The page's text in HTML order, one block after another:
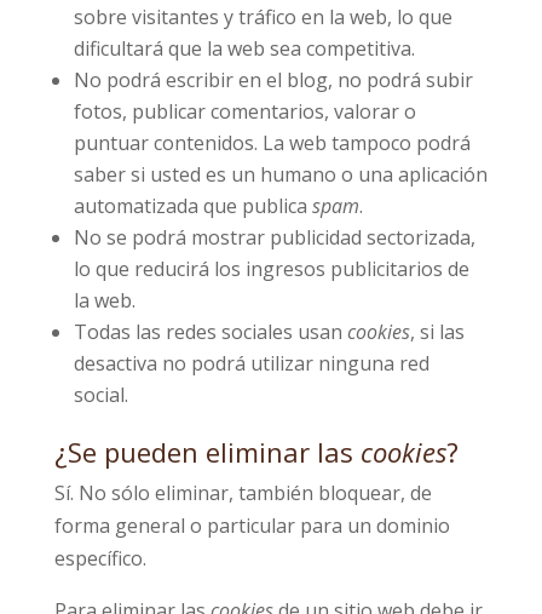
sobre visitantes y tráfico en la web, lo que
dificultará que la web sea competitiva.
No podrá escribir en el blog, no podrá subir
fotos, publicar comentarios, valorar o
puntuar contenidos. La web tampoco podrá
saber si usted es un humano o una aplicación
automatizada que publica spam.
No se podrá mostrar publicidad sectorizada,
lo que reducirá los ingresos publicitarios de
la web.
Todas las redes sociales usan cookies, si las
desactiva no podrá utilizar ninguna red
social.
¿Se pueden eliminar las cookies?
Sí. No sólo eliminar, también bloquear, de
forma general o particular para un dominio
específico.